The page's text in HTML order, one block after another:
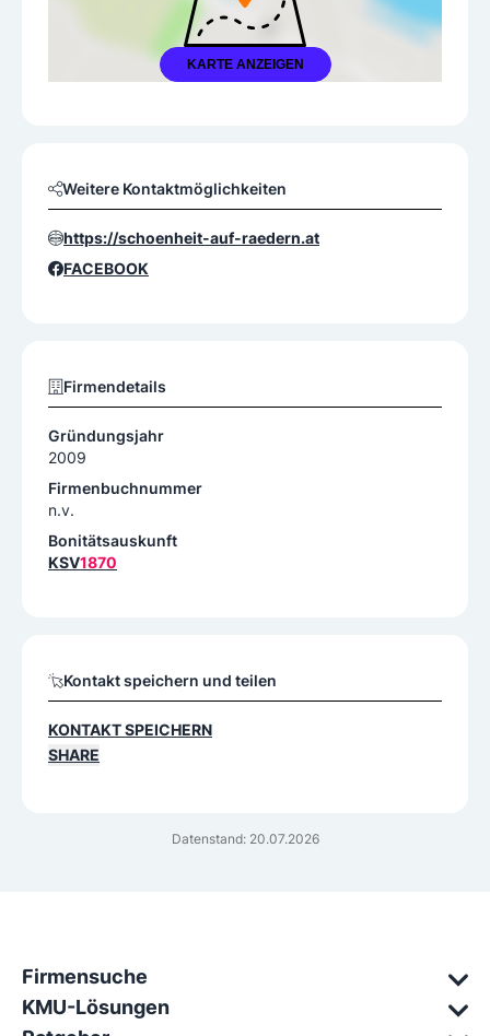
KARTE ANZEIGEN
Datenstand: 20.07.2026
Weitere Kontaktmöglichkeiten
https://schoenheit-auf-raedern.at
FACEBOOK
Firmendetails
Gründungsjahr
2009
Firmenbuchnummer
n.v.
Bonitätsauskunft
KSV1870
Kontakt speichern und teilen
KONTAKT SPEICHERN
SHARE
Firmensuche
KMU-Lösungen